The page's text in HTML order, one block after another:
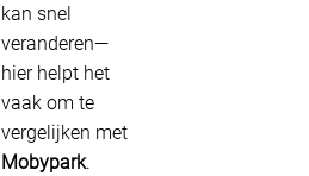
kan snel
veranderen—
hier helpt het
vaak om te
vergelijken met
Mobypark.